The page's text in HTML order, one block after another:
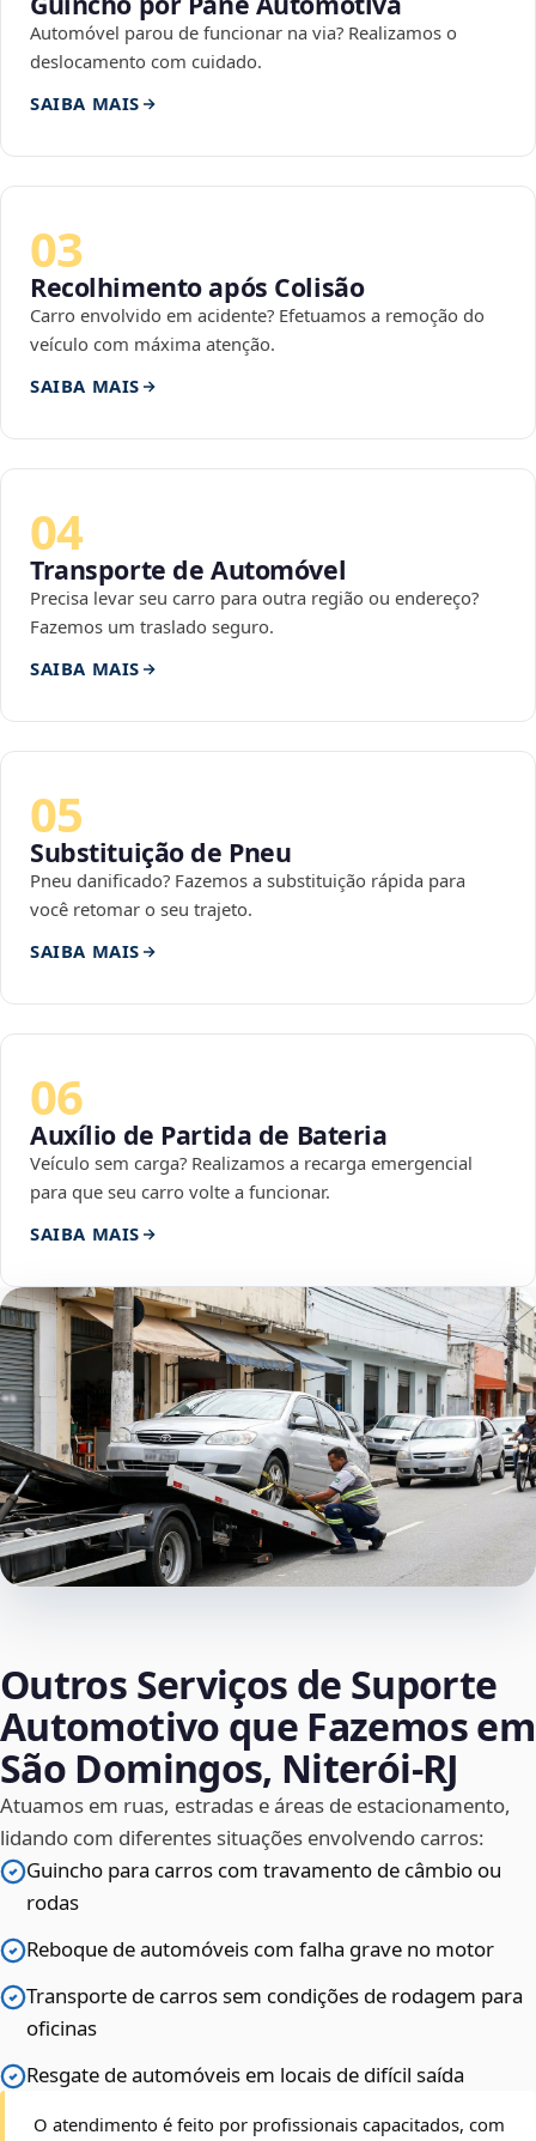
Automóvel parou de funcionar na via? Realizamos o
deslocamento com cuidado.
SAIBA MAIS
03
Recolhimento após Colisão
Carro envolvido em acidente? Efetuamos a remoção do
veículo com máxima atenção.
SAIBA MAIS
04
Transporte de Automóvel
Precisa levar seu carro para outra região ou endereço?
Fazemos um traslado seguro.
SAIBA MAIS
05
Substituição de Pneu
Pneu danificado? Fazemos a substituição rápida para
você retomar o seu trajeto.
SAIBA MAIS
06
Auxílio de Partida de Bateria
Veículo sem carga? Realizamos a recarga emergencial
para que seu carro volte a funcionar.
SAIBA MAIS
Outros Serviços de Suporte
Automotivo que Fazemos em
São Domingos, Niterói‑RJ
Atuamos em ruas, estradas e áreas de estacionamento,
lidando com diferentes situações envolvendo carros:
Guincho para carros com travamento de câmbio ou
rodas
Reboque de automóveis com falha grave no motor
Transporte de carros sem condições de rodagem para
oficinas
Resgate de automóveis em locais de difícil saída
O atendimento é feito por profissionais capacitados, com